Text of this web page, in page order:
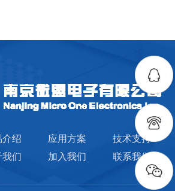
介绍 应用方案
技术支持
我们
加入我们 联系我们